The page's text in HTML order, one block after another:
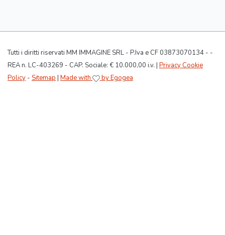
Tutti i diritti riservati MM IMMAGINE SRL - P.Iva e CF 03873070134 - -
REA n. LC-403269 - CAP. Sociale: € 10.000,00 i.v. | Privacy Cookie
Policy - Sitemap | Made with by Egogea